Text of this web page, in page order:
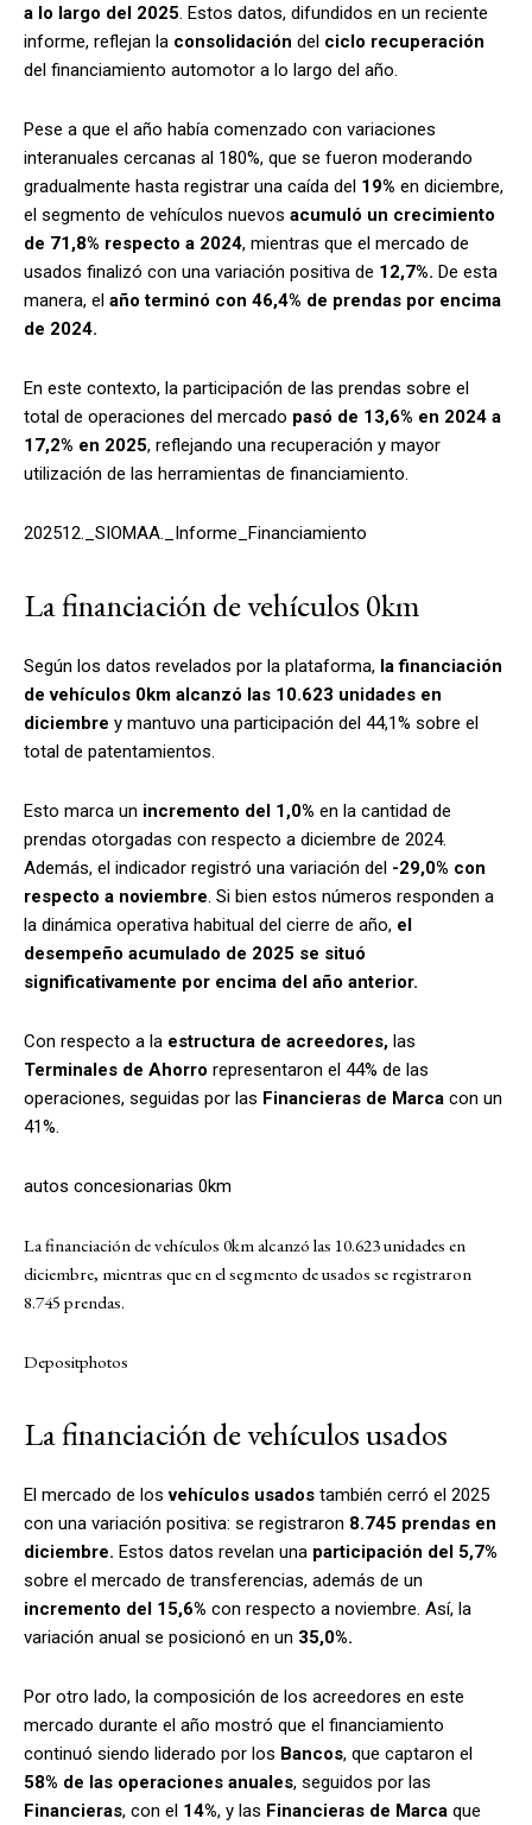
a lo largo del 2025. Estos datos, difundidos en un reciente
informe, reflejan la consolidación del ciclo recuperación
del financiamiento automotor a lo largo del año.
Pese a que el año había comenzado con variaciones
interanuales cercanas al 180%, que se fueron moderando
gradualmente hasta registrar una caída del 19% en diciembre,
el segmento de vehículos nuevos acumuló un crecimiento
de 71,8% respecto a 2024, mientras que el mercado de
usados finalizó con una variación positiva de 12,7%. De esta
manera, el año terminó con 46,4% de prendas por encima
de 2024.
En este contexto, la participación de las prendas sobre el
total de operaciones del mercado pasó de 13,6% en 2024 a
17,2% en 2025, reflejando una recuperación y mayor
utilización de las herramientas de financiamiento.
202512._SIOMAA._Informe_Financiamiento
La financiación de vehículos 0km
Según los datos revelados por la plataforma, la financiación
de vehículos 0km alcanzó las 10.623 unidades en
diciembre y mantuvo una participación del 44,1% sobre el
total de patentamientos.
Esto marca un incremento del 1,0% en la cantidad de
prendas otorgadas con respecto a diciembre de 2024.
Además, el indicador registró una variación del -29,0% con
respecto a noviembre. Si bien estos números responden a
la dinámica operativa habitual del cierre de año, el
desempeño acumulado de 2025 se situó
significativamente por encima del año anterior.
Con respecto a la estructura de acreedores, las
Terminales de Ahorro representaron el 44% de las
operaciones, seguidas por las Financieras de Marca con un
41%.
autos concesionarias 0km
La financiación de vehículos 0km alcanzó las 10.623 unidades en
diciembre, mientras que en el segmento de usados se registraron
8.745 prendas.
Depositphotos
La financiación de vehículos usados
El mercado de los vehículos usados también cerró el 2025
con una variación positiva: se registraron 8.745 prendas en
diciembre. Estos datos revelan una participación del 5,7%
sobre el mercado de transferencias, además de un
incremento del 15,6% con respecto a noviembre. Así, la
variación anual se posicionó en un 35,0%.
Por otro lado, la composición de los acreedores en este
mercado durante el año mostró que el financiamiento
continuó siendo liderado por los Bancos, que captaron el
58% de las operaciones anuales, seguidos por las
Financieras, con el 14%, y las Financieras de Marca que